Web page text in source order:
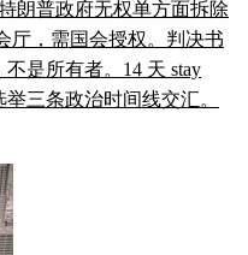
朗普政府无权单方面拆除
厅，需国会授权。判决书
是所有者。14 天 stay
三条政治时间线交汇。